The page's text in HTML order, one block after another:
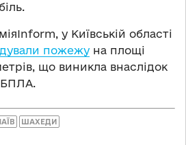
у Київській області
пожежу на площі
що виникла внаслідок
БПЛА.
ШАХЕДИ